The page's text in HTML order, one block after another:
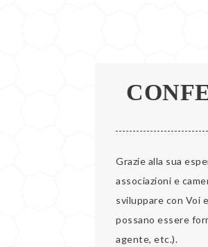
FREQUENTI
Grazie alla sua
associazioni e
sviluppare con Voi
possano essere
agente, etc.).